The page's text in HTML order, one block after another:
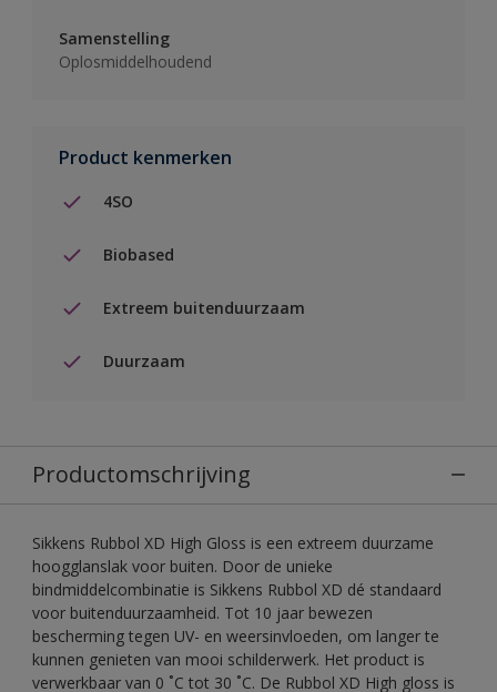
Samenstelling
Oplosmiddelhoudend
Product kenmerken
4SO
Biobased
Extreem buitenduurzaam
Duurzaam
Productomschrijving
Sikkens Rubbol XD High Gloss is een extreem duurzame
hoogglanslak voor buiten. Door de unieke
bindmiddelcombinatie is Sikkens Rubbol XD dé standaard
voor buitenduurzaamheid. Tot 10 jaar bewezen
bescherming tegen UV- en weersinvloeden, om langer te
kunnen genieten van mooi schilderwerk. Het product is
verwerkbaar van 0 ˚C tot 30 ˚C. De Rubbol XD High gloss is